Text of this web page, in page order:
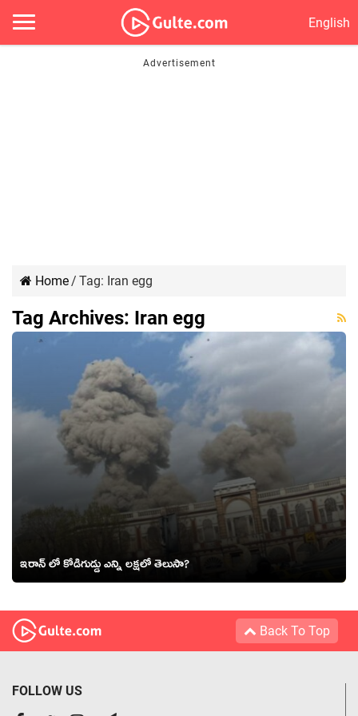
English
Home/ Tag: Iran egg
Tag Archives: Iran egg
ఇరాన్ లో కోడిగుడ్డు ఎన్ని లక్షలో తెలుసా?
Back To Top
FOLLOW US